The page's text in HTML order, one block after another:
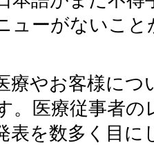
ューがないこ
やお客様につ
。医療従事者
表を数多く目に